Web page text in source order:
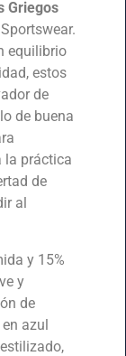
Griegos
equilibrio
estos
de
de buena
la práctica
de
al
y 15%
y
de
azul